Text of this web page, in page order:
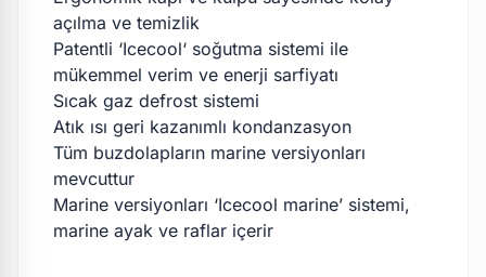
açılma ve temizlik
Patentli ‘Icecool‘ soğutma sistemi ile
mükemmel verim ve enerji sarfiyatı
Sıcak gaz defrost sistemi
Atık ısı geri kazanımlı kondanzasyon
Tüm buzdolapların marine versiyonları
mevcuttur
Marine versiyonları ‘Icecool marine’ sistemi,
marine ayak ve raflar içerir